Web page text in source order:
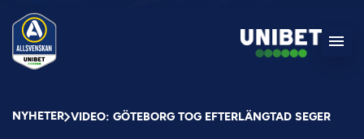
NYHETER VIDEO: GÖTEBORG TOG EFTERLÄNGTAD SEGER